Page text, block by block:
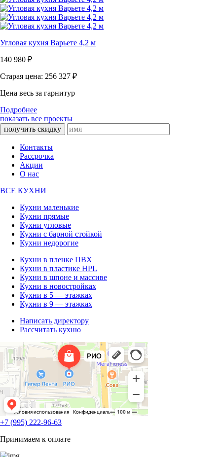
Угловая кухня Варьете 4,2 м
140 980 ₽
Старая цена: 256 327 ₽
Цена весь за гарнитур
Подробнее
показать все проекты
получить скидку
Контакты
Рассрочка
Акции
О нас
ВСЕ КУХНИ
Кухни маленькие
Кухни прямые
Кухни угловые
Кухни с барной стойкой
Кухни недорогие
Кухни в пленке ПВХ
Кухни в пластике HPL
Кухни в шпоне и массиве
Кухни в новостройках
Кухни в 5 — этажках
Кухни в 9 — этажках
Написать директору
Рассчитать кухню
+7 (995) 222-96-63
Принимаем к оплате